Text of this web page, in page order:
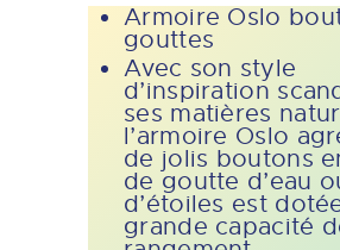
Armoire Oslo
gouttes
Avec son style
d’inspiration
ses matières
l’armoire Oslo
de jolis boutons
de goutte d’eau
d’étoiles est
grande capacité